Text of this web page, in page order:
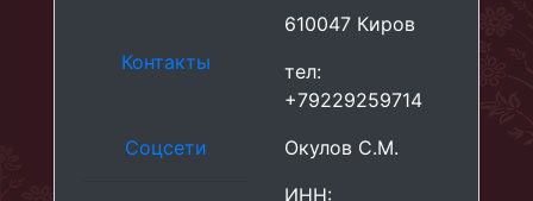
Контакты
Соцсети
610047 Киров
тел:
+79229259714
Окулов С.М.
ИНН: